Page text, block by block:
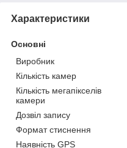
Характеристики
Основні
Виробник
Кількість камер
Кількість мегапікселів
камери
Дозвіл запису
Формат стиснення
Наявність GPS